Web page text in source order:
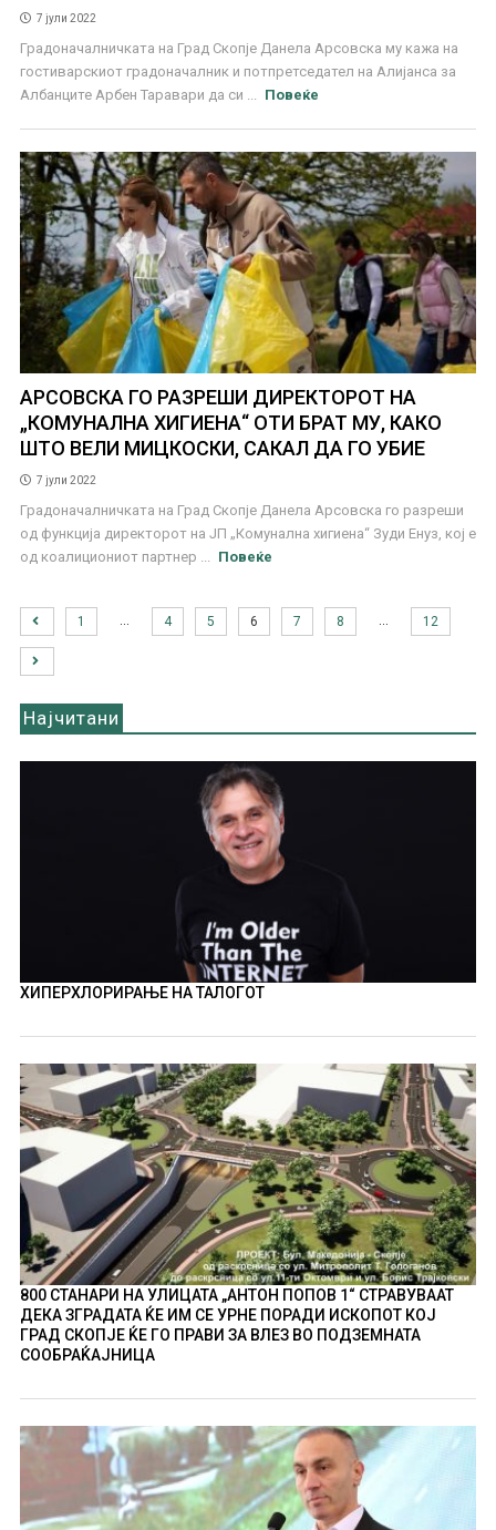
7 јули 2022
Градоначалничката на Град Скопје Данела Арсовска му кажа на
гостиварскиот градоначалник и потпретседател на Алијанса за
Албанците Арбен Таравари да си ...
Повеќе
АРСОВСКА ГО РАЗРЕШИ ДИРЕКТОРОТ НА
„КОМУНАЛНА ХИГИЕНА“ ОТИ БРАТ МУ, КАКО
ШТО ВЕЛИ МИЦКОСКИ, САКАЛ ДА ГО УБИЕ
7 јули 2022
Градоначалничката на Град Скопје Данела Арсовска го разреши
од функција директорот на ЈП „Комунална хигиена“ Зуди Енуз, кој е
од коалициониот партнер ...
Повеќе
1 4 5 6 7 8 12
Најчитани
ХИПЕРХЛОРИРАЊЕ НА ТАЛОГОТ
800 СТАНАРИ НА УЛИЦАТА „АНТОН ПОПОВ 1“ СТРАВУВААТ
ДЕКА ЗГРАДАТА ЌЕ ИМ СЕ УРНЕ ПОРАДИ ИСКОПОТ КОЈ
ГРАД СКОПЈЕ ЌЕ ГО ПРАВИ ЗА ВЛЕЗ ВО ПОДЗЕМНАТА
СООБРАЌАЈНИЦА